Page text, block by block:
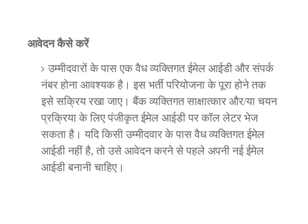
आवेदन कैसे करें
उम्मीदवारों के पास एक वैध व्यक्तिगत ईमेल आईडी और संपर्क
नंबर होना आवश्यक है। इस भर्ती परियोजना के पूरा होने तक
इसे सक्रिय रखा जाए। बैंक व्यक्तिगत साक्षात्कार और/या चयन
प्रक्रिया के लिए पंजीकृत ईमेल आईडी पर कॉल लेटर भेज
सकता है। यदि किसी उम्मीदवार के पास वैध व्यक्तिगत ईमेल
आईडी नहीं है, तो उसे आवेदन करने से पहले अपनी नई ईमेल
आईडी बनानी चाहिए।